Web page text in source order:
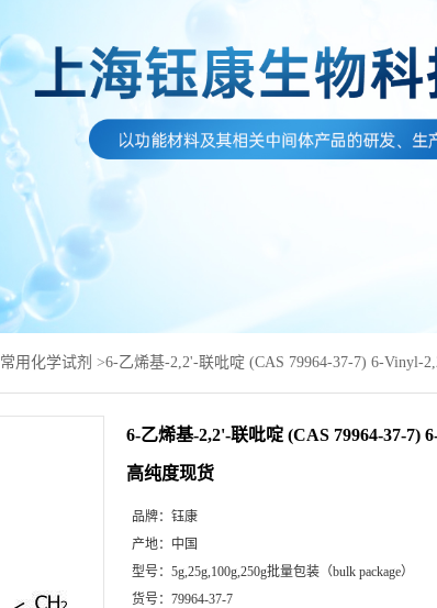
常用化学试剂 >6-乙烯基-2,2'-联吡啶 (CAS 79964-37-7) 6-Vinyl-
6-乙烯基-2,2'-联吡啶 (CAS 79964-37-7)
高纯度现货
品牌： 钰康
产地： 中国
型号： 5g,25g,100g,250g批量包装（bulk package）
货号： 79964-37-7